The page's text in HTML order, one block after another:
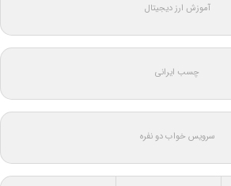
آموزش ارز دیجیتال
چسب ایرانی
سرویس خواب دو نفره